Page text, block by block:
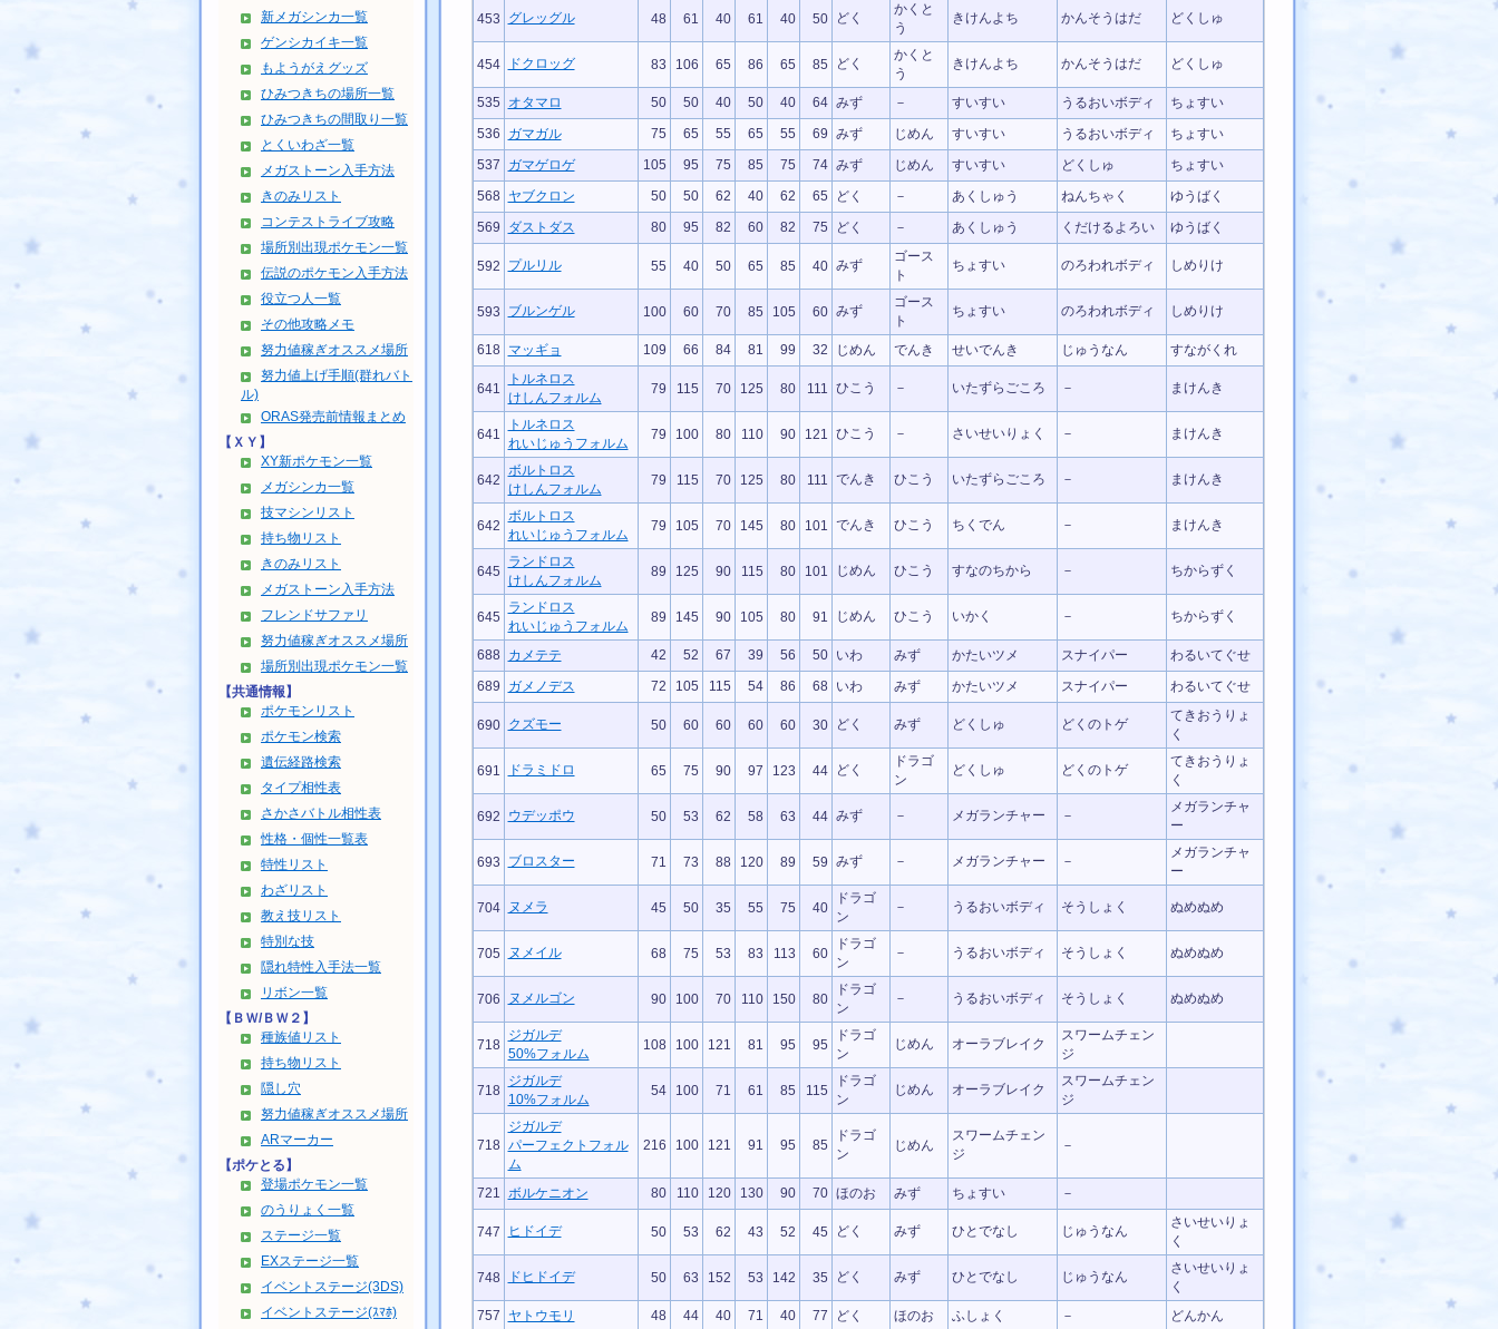
新メガシンカ一覧
ゲンシカイキ一覧
もようがえグッズ
ひみつきちの場所一覧
ひみつきちの間取り一覧
とくいわざ一覧
メガストーン入手方法
きのみリスト
コンテストライブ攻略
場所別出現ポケモン一覧
伝説のポケモン入手方法
役立つ人一覧
その他攻略メモ
努力値稼ぎオススメ場所
努力値上げ手順(群れバト
ル)
ORAS発売前情報まとめ
【ＸＹ】
XY新ポケモン一覧
メガシンカ一覧
技マシンリスト
持ち物リスト
きのみリスト
メガストーン入手方法
フレンドサファリ
努力値稼ぎオススメ場所
場所別出現ポケモン一覧
【共通情報】
ポケモンリスト
ポケモン検索
遺伝経路検索
タイプ相性表
さかさバトル相性表
性格・個性一覧表
特性リスト
わざリスト
教え技リスト
特別な技
隠れ特性入手法一覧
リボン一覧
【ＢＷ/ＢＷ２】
種族値リスト
持ち物リスト
隠し穴
努力値稼ぎオススメ場所
ARマーカー
【ポケとる】
登場ポケモン一覧
のうりょく一覧
ステージ一覧
EXステージ一覧
イベントステージ(3DS)
イベントステージ(ｽﾏﾎ)
453 グレッグル 48 61 40 61 40 50 どく
かくと
う
きけんよち かんそうはだ どくしゅ
454 ドクロッグ 83 106 65 86 65 85 どく
かくと
う
きけんよち かんそうはだ どくしゅ
535 オタマロ 50 50 40 50 40 64 みず － すいすい うるおいボディ
ちょすい
536
ガマガル 75 65 55 65 55 69 みず じめん すいすい うるおいボディ
ちょすい
537
ガマゲロゲ 105 95 75 85 75 74 みず じめん すいすい どくしゅ
ちょすい
568
ヤブクロン 50 50 62 40 62 65 どく － あくしゅう ねんちゃく
ゆうばく
569
ダストダス 80 95 82 60 82 75 どく － あくしゅう くだけるよろい ゆうばく
592 プルリル 55 40 50 65 85 40 みず
ゴース
ト
ちょすい のろわれボディ しめりけ
593 ブルンゲル 100 60 70 85 105 60 みず
ゴース
ト
ちょすい のろわれボディ しめりけ
618 マッギョ 109 66 84 81 99 32 じめん でんき せいでんき じゅうなん すながくれ
641
トルネロス
けしんフォルム
79 115 70 125 80 111 ひこう － いたずらごころ － まけんき
641
トルネロス
れいじゅうフォルム
79 100 80 110 90 121 ひこう － さいせいりょく － まけんき
642
ボルトロス
けしんフォルム
79 115 70 125 80 111 でんき ひこう いたずらごころ － まけんき
642
ボルトロス
れいじゅうフォルム
79 105 70 145 80 101 でんき ひこう ちくでん － まけんき
645
ランドロス
けしんフォルム
89 125 90 115 80 101 じめん ひこう すなのちから － ちからずく
645
ランドロス
れいじゅうフォルム
89 145 90 105 80 91 じめん ひこう いかく － ちからずく
688 カメテテ 42 52 67 39 56 50 いわ みず かたいツメ スナイパー
わるいてぐせ
689
ガメノデス 72 105 115 54 86 68 いわ みず かたいツメ スナイパー わるいてぐせ
690 クズモー 50 60 60 60 60 30 どく みず どくしゅ どくのトゲ
てきおうりょ
く
691 ドラミドロ 65 75 90 97 123 44 どく
ドラゴ
ン
どくしゅ どくのトゲ
てきおうりょ
く
692 ウデッポウ 50 53 62 58 63 44 みず － メガランチャー －
メガランチャ
ー
693 ブロスター 71 73 88 120 89 59 みず － メガランチャー －
メガランチャ
ー
704 ヌメラ 45 50 35 55 75 40
ドラゴ
ン
－ うるおいボディ そうしょく ぬめぬめ
705 ヌメイル 68 75 53 83 113 60
ドラゴ
ン
－ うるおいボディ そうしょく ぬめぬめ
706 ヌメルゴン 90 100 70 110 150 80
ドラゴ
ン
－ うるおいボディ そうしょく ぬめぬめ
718
ジガルデ
50%フォルム
108 100 121 81 95 95
ドラゴ
ン
じめん オーラブレイク
スワームチェン
ジ
718
ジガルデ
10%フォルム
54 100 71 61 85 115
ドラゴ
ン
じめん オーラブレイク
スワームチェン
ジ
718
ジガルデ
パーフェクトフォル
ム
216 100 121 91 95 85
ドラゴ
ン
じめん
スワームチェン
ジ
－
721 ボルケニオン 80 110 120 130 90 70 ほのお みず ちょすい －
747 ヒドイデ 50 53 62 43 52 45 どく みず ひとでなし じゅうなん
さいせいりょ
く
748 ドヒドイデ 50 63 152 53 142 35 どく みず ひとでなし じゅうなん
さいせいりょ
く
757
ヤトウモリ 48 44 40 71 40 77 どく ほのお ふしょく －
どんかん